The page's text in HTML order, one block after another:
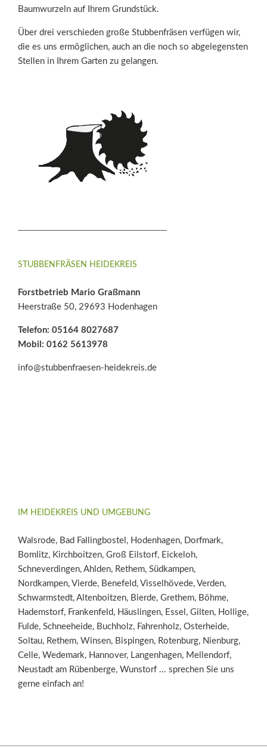
Baumwurzeln auf Ihrem Grundstück.
Über drei verschieden große Stubbenfräsen verfügen wir,
die es uns ermöglichen, auch an die noch so abgelegensten
Stellen in Ihrem Garten zu gelangen.
STUBBENFRÄSEN HEIDEKREIS
Forstbetrieb Mario Graßmann
Heerstraße 50, 29693 Hodenhagen
Telefon: 05164 8027687
Mobil: 0162 5613978
info@stubbenfraesen-heidekreis.de
IM HEIDEKREIS UND UMGEBUNG
Walsrode, Bad Fallingbostel, Hodenhagen, Dorfmark,
Bomlitz, Kirchboitzen, Groß Eilstorf, Eickeloh,
Schneverdingen, Ahlden, Rethem, Südkampen,
Nordkampen, Vierde, Benefeld, Visselhövede, Verden,
Schwarmstedt, Altenboitzen, Bierde, Grethem, Böhme,
Hademstorf, Frankenfeld, Häuslingen, Essel, Gilten, Hollige,
Fulde, Schneeheide, Buchholz, Fahrenholz, Osterheide,
Soltau, Rethem, Winsen, Bispingen, Rotenburg, Nienburg,
Celle, Wedemark, Hannover, Langenhagen, Mellendorf,
Neustadt am Rübenberge, Wunstorf ... sprechen Sie uns
gerne einfach an!